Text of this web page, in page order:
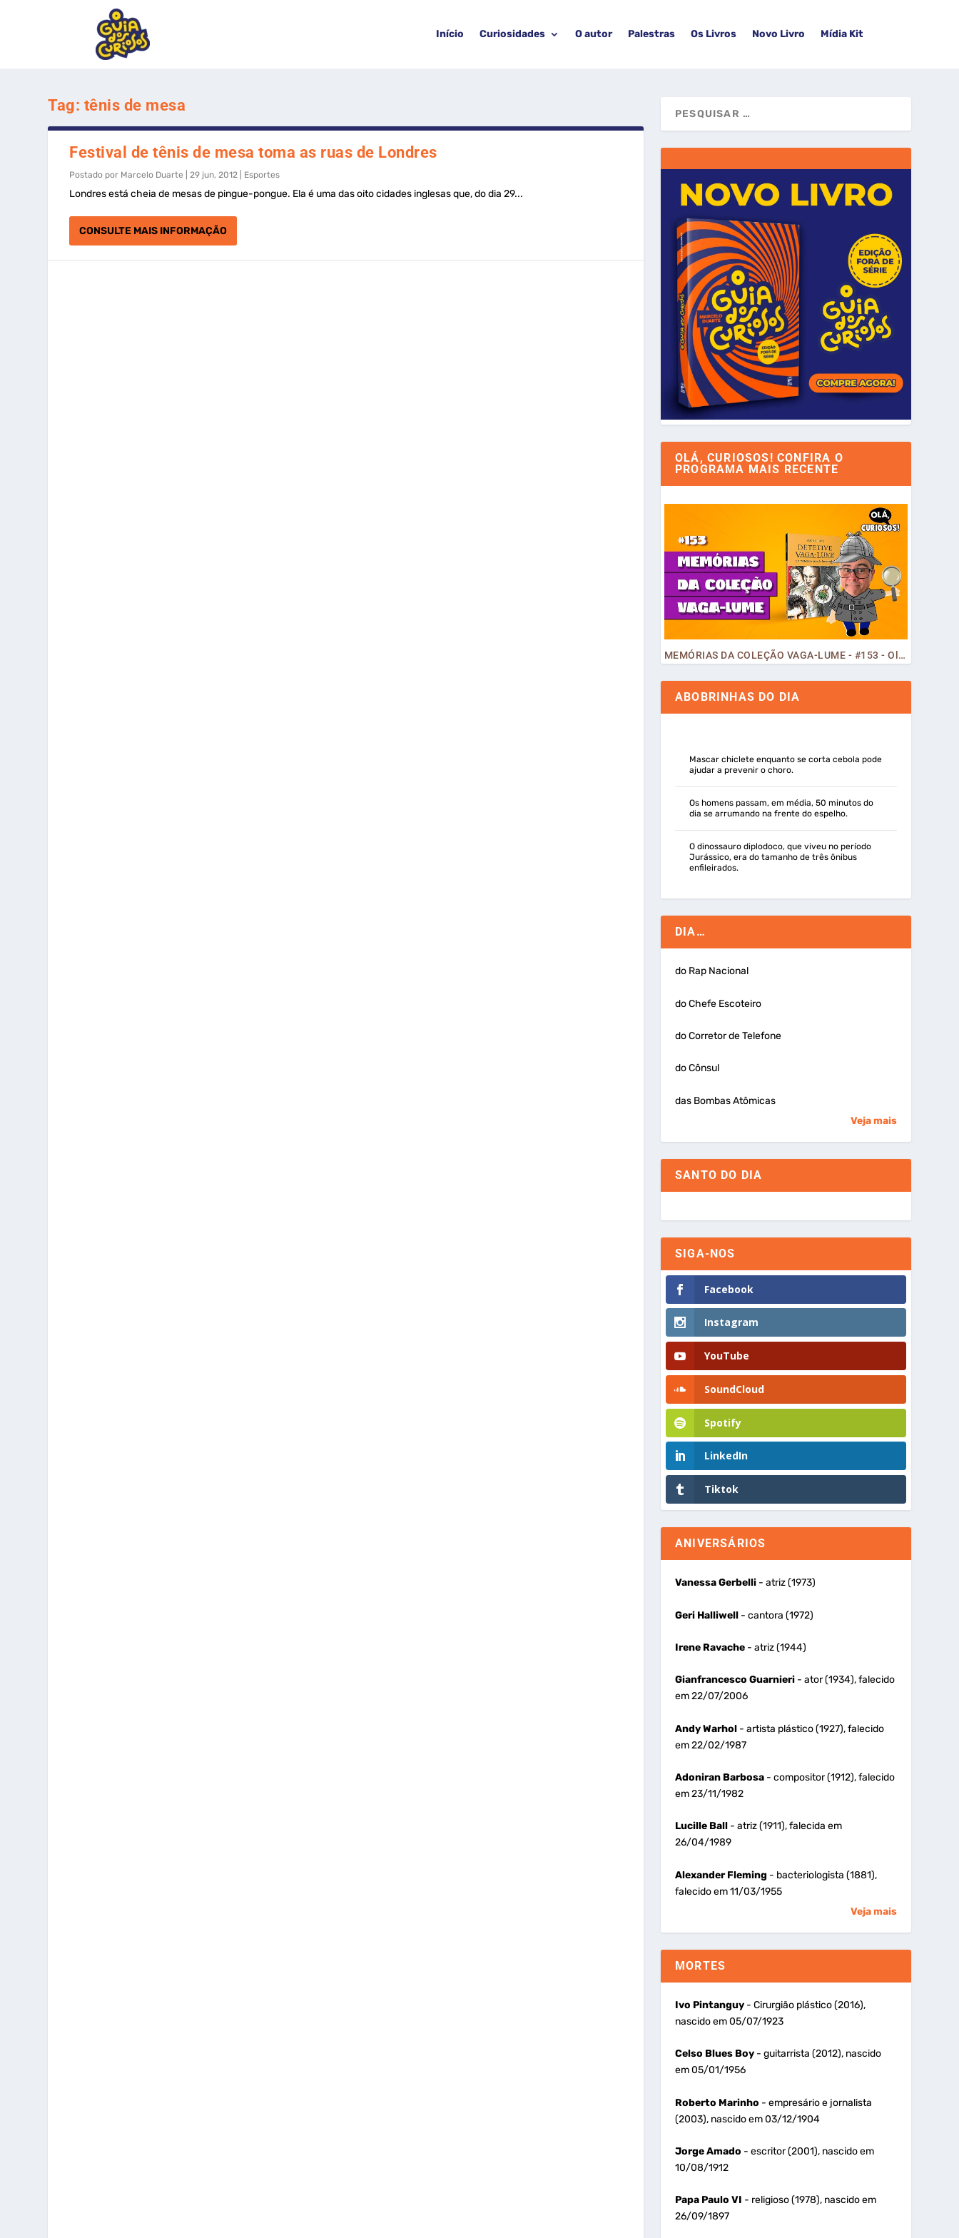
Início Curiosidades O autor Palestras Os Livros Novo Livro Mídia Kit
Tag: tênis de mesa
Festival de tênis de mesa toma as ruas de Londres
Postado por Marcelo Duarte |29 jun, 2012 Esportes
Londres está cheia de mesas de pingue-pongue. Ela é uma das oito cidades inglesas que, do dia 29...
CONSULTE MAIS INFORMAÇÃO
OLÁ, CURIOSOS! CONFIRA O
PROGRAMA MAIS RECENTE
MEMÓRIAS DA COLEÇÃO VAGA-LUME - #153 - Olá, Curiosos! 2023
ABOBRINHAS DO DIA
Mascar chiclete enquanto se corta cebola pode
ajudar a prevenir o choro.
Os homens passam, em média, 50 minutos do
dia se arrumando na frente do espelho.
O dinossauro diplodoco, que viveu no período
Jurássico, era do tamanho de três ônibus
enfileirados.
DIA…
do Rap Nacional
do Chefe Escoteiro
do Corretor de Telefone
do Cônsul
das Bombas Atômicas
Veja mais
SANTO DO DIA
SIGA-NOS
Facebook
Instagram
YouTube
SoundCloud
Spotify
LinkedIn
Tiktok
ANIVERSÁRIOS
Vanessa Gerbelli- atriz (1973)
Geri Halliwell- cantora (1972)
Irene Ravache- atriz (1944)
Gianfrancesco Guarnieri- ator (1934), falecido
em 22/07/2006
Andy Warhol- artista plástico (1927), falecido
em 22/02/1987
Adoniran Barbosa- compositor (1912), falecido
em 23/11/1982
Lucille Ball- atriz (1911), falecida em
26/04/1989
Alexander Fleming - bacteriologista (1881),
falecido em 11/03/1955
Veja mais
MORTES
Ivo Pintanguy- Cirurgião plástico (2016),
nascido em 05/07/1923
Celso Blues Boy- guitarrista (2012), nascido
em 05/01/1956
Roberto Marinho - empresário e jornalista
(2003), nascido em 03/12/1904
Jorge Amado - escritor (2001), nascido em
10/08/1912
Papa Paulo VI - religioso (1978), nascido em
26/09/1897